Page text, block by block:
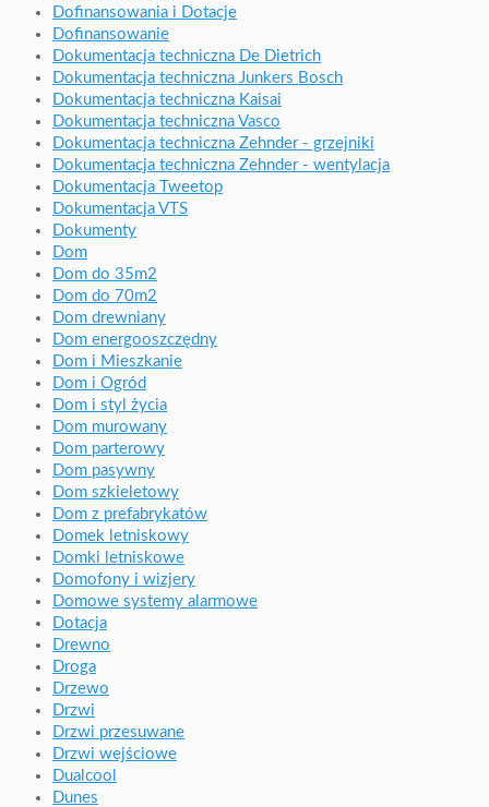
Dofinansowania i Dotacje
Dofinansowanie
Dokumentacja techniczna De Dietrich
Dokumentacja techniczna Junkers Bosch
Dokumentacja techniczna Kaisai
Dokumentacja techniczna Vasco
Dokumentacja techniczna Zehnder - grzejniki
Dokumentacja techniczna Zehnder - wentylacja
Dokumentacja Tweetop
Dokumentacja VTS
Dokumenty
Dom
Dom do 35m2
Dom do 70m2
Dom drewniany
Dom energooszczędny
Dom i Mieszkanie
Dom i Ogród
Dom i styl życia
Dom murowany
Dom parterowy
Dom pasywny
Dom szkieletowy
Dom z prefabrykatów
Domek letniskowy
Domki letniskowe
Domofony i wizjery
Domowe systemy alarmowe
Dotacja
Drewno
Droga
Drzewo
Drzwi
Drzwi przesuwane
Drzwi wejściowe
Dualcool
Dunes